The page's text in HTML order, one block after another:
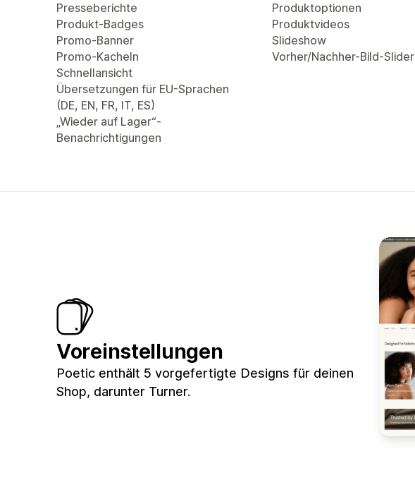
Presseberichte
Produkt-Badges
Promo-Banner
Promo-Kacheln
Schnellansicht
Übersetzungen für EU-Sprachen
(DE, EN, FR, IT, ES)
„Wieder auf Lager“-
Benachrichtigungen
Produktoptionen
Produktvideos
Slideshow
Vorher/Nachher-Bild-Slider
Voreinstellungen
Poetic enthält 5 vorgefertigte Designs für deinen
Shop, darunter Turner.